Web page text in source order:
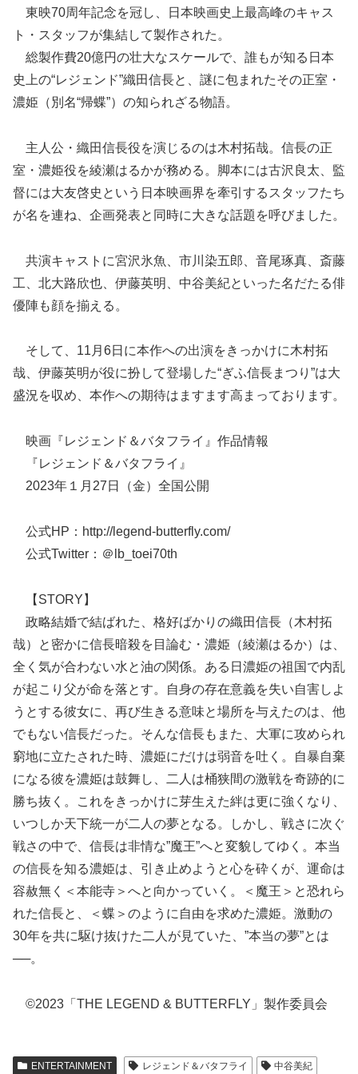
東映70周年記念を冠し、日本映画史上最高峰のキャス
ト・スタッフが集結して製作された。
総製作費20億円の壮大なスケールで、誰もが知る日本
史上の“レジェンド”織田信長と、謎に包まれたその正室・
濃姫（別名“帰蝶”）の知られざる物語。
主人公・織田信長役を演じるのは木村拓哉。信長の正
室・濃姫役を綾瀬はるかが務める。脚本には古沢良太、監
督には大友啓史という日本映画界を牽引するスタッフたち
が名を連ね、企画発表と同時に大きな話題を呼びました。
共演キャストに宮沢氷魚、市川染五郎、音尾琢真、斎藤
工、北大路欣也、伊藤英明、中谷美紀といった名だたる俳
優陣も顔を揃える。
そして、11月6日に本作への出演をきっかけに木村拓
哉、伊藤英明が役に扮して登場した“ぎふ信長まつり”は大
盛況を収め、本作への期待はますます高まっております。
映画『レジェンド＆バタフライ』作品情報
『レジェンド＆バタフライ』
2023年１月27日（金）全国公開
公式HP：http://legend-butterfly.com/
公式Twitter：＠lb_toei70th
【STORY】
政略結婚で結ばれた、格好ばかりの織田信長（木村拓
哉）と密かに信長暗殺を目論む・濃姫（綾瀬はるか）は、
全く気が合わない水と油の関係。ある日濃姫の祖国で内乱
が起こり父が命を落とす。自身の存在意義を失い自害しよ
うとする彼女に、再び生きる意味と場所を与えたのは、他
でもない信長だった。そんな信長もまた、大軍に攻められ
窮地に立たされた時、濃姫にだけは弱音を吐く。自暴自棄
になる彼を濃姫は鼓舞し、二人は桶狭間の激戦を奇跡的に
勝ち抜く。これをきっかけに芽生えた絆は更に強くなり、
いつしか天下統一が二人の夢となる。しかし、戦さに次ぐ
戦さの中で、信長は非情な”魔王”へと変貌してゆく。本当
の信長を知る濃姫は、引き止めようと心を砕くが、運命は
容赦無く＜本能寺＞へと向かっていく。＜魔王＞と恐れら
れた信長と、＜蝶＞のように自由を求めた濃姫。激動の
30年を共に駆け抜けた二人が見ていた、”本当の夢”とは
──。
©2023「THE LEGEND & BUTTERFLY」製作委員会
ENTERTAINMENT レジェンド＆バタフライ 中谷美紀